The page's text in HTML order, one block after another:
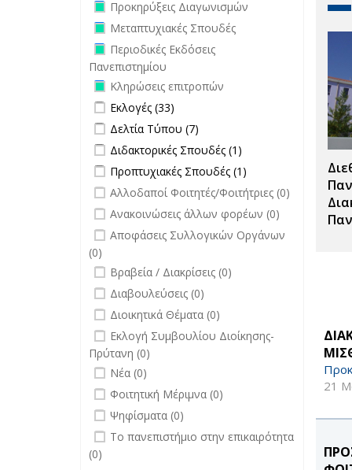
21
filter
Προκηρύξεις Διαγωνισμών
Remove Μεταπτυχιακές Σπουδές
filter
Μεταπτυχιακές Σπουδές
Remove Περιοδικές Εκδόσεις
Πανεπιστημίου filter
Περιοδικές Εκδόσεις
Πανεπιστημίου
Remove Κληρώσεις επιτροπών filter
Κληρώσεις επιτροπών
Apply Εκλογές filter
Εκλογές (33)
Apply Δελτία Τύπου filter
Δελτία Τύπου (7)
Apply Διδακτορικές Σπουδές filter
Διδακτορικές Σπουδές (1)
Σπουδές
filter
Apply Προπτυχιακές Σπουδές filter
Προπτυχιακές Σπουδές (1)
Σπουδές filter
undefined
Αλλοδαποί Φοιτητές/Φοιτήτριες (0)
undefined
Ανακοινώσεις άλλων φορέων (0)
undefined
Αποφάσεις Συλλογικών Οργάνων
(0)
undefined
Βραβεία / Διακρίσεις (0)
undefined
Διαβουλεύσεις (0)
undefined
Διοικητικά Θέματα (0)
undefined
Εκλογή Συμβουλίου Διοίκησης-
Πρύτανη (0)
undefined
Νέα (0)
undefined
Φοιτητική Μέριμνα (0)
undefined
Ψηφίσματα (0)
undefined
Το πανεπιστήμιο στην επικαιρότητα
(0)